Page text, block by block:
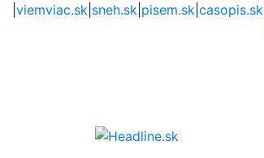
viemviac.sk sneh.sk pisem.sk casopis.sk